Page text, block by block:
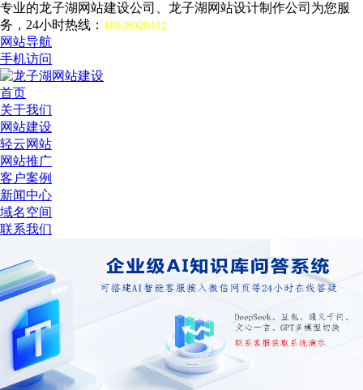
专业的龙子湖网站建设公司、龙子湖网站设计制作公司为您服
务，24小时热线： 18028020402
网站导航
手机访问
首页
关于我们
网站建设
轻云网站
网站推广
客户案例
新闻中心
域名空间
联系我们